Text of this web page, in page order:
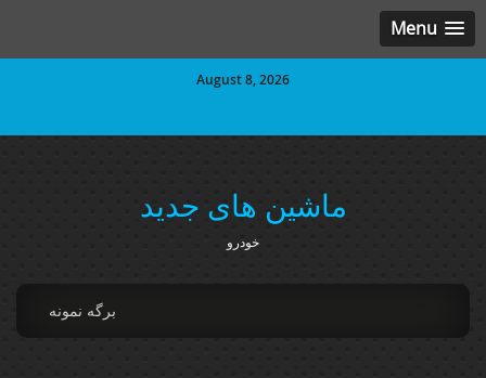
Menu
August 8, 2026
ماشین های جدید
خودرو
برگه نمونه